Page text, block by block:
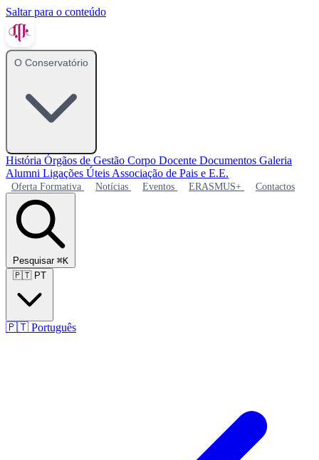
Saltar para o conteúdo
O Conservatório
História Órgãos de Gestão Corpo Docente Documentos Galeria
Alumni Ligações Úteis Associação de Pais e E.E.
Oferta Formativa Notícias Eventos ERASMUS+ Contactos
Pesquisar ⌘K
🇵🇹 PT
🇵🇹 Português